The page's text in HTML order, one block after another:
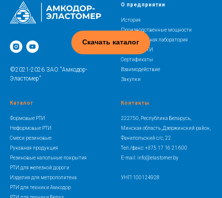
Скачать каталог
©2021-2026 ЗАО "Амкодор-
Эластомер"
О предприятии
История
Производственные мощности
Испытательная лаборатория
Освоение РТИ
Сертификаты
Взаимодействие
Закупки
Каталог
Формовые РТИ
Неформовые РТИ
Смеси резиновые
Рукавная продукция
Резиновые напольные покрытия
РТИ для железной дороги
Изделия для метрополитена
РТИ для техники Амкодор
Контакты
222750, Республика Беларусь,
Минская область, Дзержинский район,
Фанипольский с/с, 22
Тел./факс: +375 17 16 21 600
E-mail: info@elastomer.by
УНП 100124928